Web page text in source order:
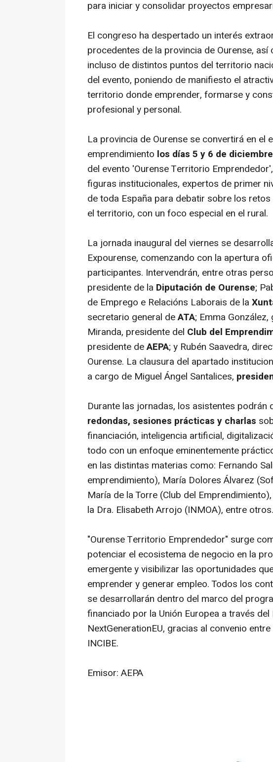
para iniciar y consolidar proyectos
El congreso ha despertado un interés
procedentes de la provincia de Ourense,
incluso de distintos puntos del territorio
del evento, poniendo de manifiesto el
territorio donde emprender, formarse y
profesional y personal.
La provincia de Ourense se convertirá en el
emprendimiento los días 5 y 6 de
del evento 'Ourense Territorio
figuras institucionales, expertos de primer
de toda España para debatir sobre los
el territorio, con un foco especial en el rural.
La jornada inaugural del viernes se
Expourense, comenzando con la apertura
participantes. Intervendrán, entre otras
presidente de la Diputación de Ourense;
de Emprego e Relacións Laborais de la
secretario general deATA; Emma González,
Miranda, presidente del Club del
presidente deAEPA; y Rubén Saavedra,
Ourense. La clausura del apartado
a cargo de Miguel Ángel Santalices,
Durante las jornadas, los asistentes podrán
redondas, sesiones prácticas y charlas
financiación, inteligencia artificial,
todo con un enfoque eminentemente
en las distintas materias como: Fernando
emprendimiento), María Dolores Álvarez
María de la Torre (Club del
la Dra. Elisabeth Arrojo (INMOA), entre otros.
"Ourense Territorio Emprendedor" surge
potenciar el ecosistema de negocio en la
emergente y visibilizar las oportunidades
emprender y generar empleo. Todos los
se desarrollarán dentro del marco del
financiado por la Unión Europea a través
NextGenerationEU, gracias al convenio
INCIBE.
Emisor: AEPA